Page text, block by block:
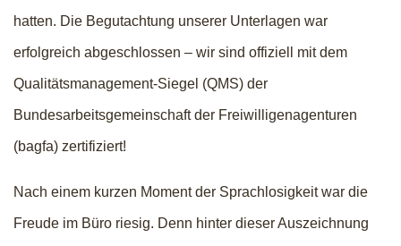
hatten. Die Begutachtung unserer Unterlagen war
erfolgreich abgeschlossen – wir sind offiziell mit dem
Qualitätsmanagement-Siegel (QMS) der
Bundesarbeitsgemeinschaft der Freiwilligenagenturen
(bagfa) zertifiziert!
Nach einem kurzen Moment der Sprachlosigkeit war die
Freude im Büro riesig. Denn hinter dieser Auszeichnung